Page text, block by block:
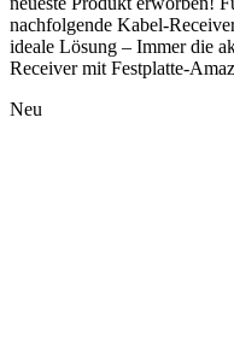
nachfolgende Kabel-
ideale Lösung – Immer die
Receiver mit Festplatte-
Neu